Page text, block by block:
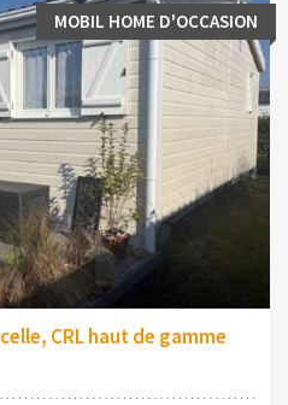
MOBIL HOME D'OCCASION
CRL haut de gamme